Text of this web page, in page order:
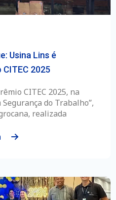
Usina Lins é
2025
CITEC 2025, na
do Trabalho”,
realizada